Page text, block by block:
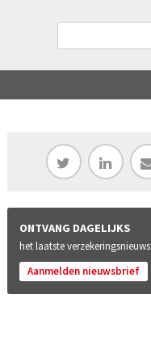
ONTVANG DAGELIJKS
het laatste verzekeringsnieuws
Aanmelden nieuwsbrief